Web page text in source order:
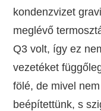
kondenzvizet
meglévő
Q3 volt, így ez
vezetéket
fölé, de mivel
beépítettünk, s